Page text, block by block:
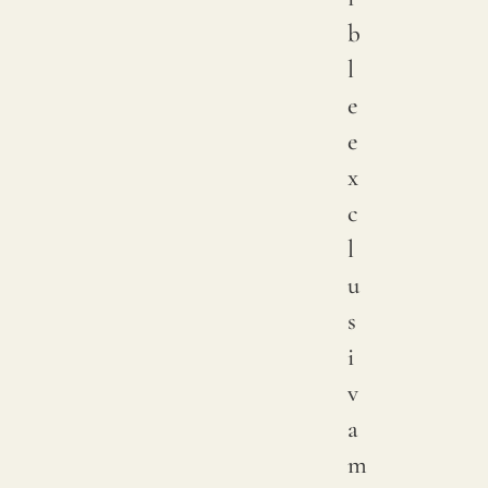
b
l
e
e
x
c
l
u
s
i
v
a
m